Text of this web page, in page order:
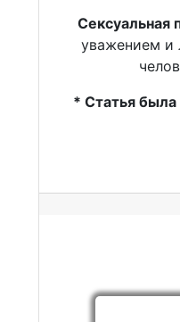
Сексуальная
уважением и
* Статья была